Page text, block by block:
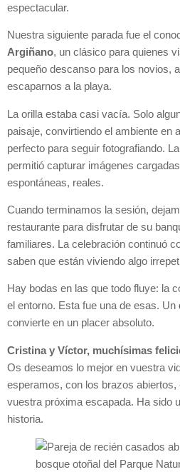
espectacular.
Nuestra siguiente parada fue el
Argiñano, un clásico para quienes
pequeño descanso para los novios,
escaparnos a la playa.
La orilla estaba casi vacía. Solo
paisaje, convirtiendo el ambiente en
perfecto para seguir fotografiando.
permitió capturar imágenes
espontáneas, reales.
Cuando terminamos la sesión,
restaurante para disfrutar de su
familiares. La celebración continuó
saben que están viviendo algo
Hay bodas en las que todo fluye: la
el entorno. Esta fue una de esas. Un
convierte en un placer absoluto.
Cristina y Víctor, muchísimas
Os deseamos lo mejor en vuestra
esperamos, con los brazos
vuestra próxima escapada. Ha sido
historia.